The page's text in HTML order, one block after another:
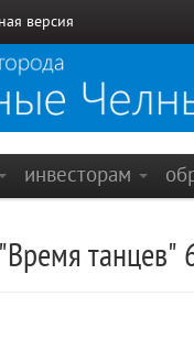
версия
инвесторам
танцев"